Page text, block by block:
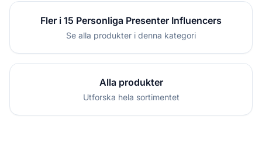
Fler i 15 Personliga Presenter Influencers
Se alla produkter i denna kategori
Alla produkter
Utforska hela sortimentet